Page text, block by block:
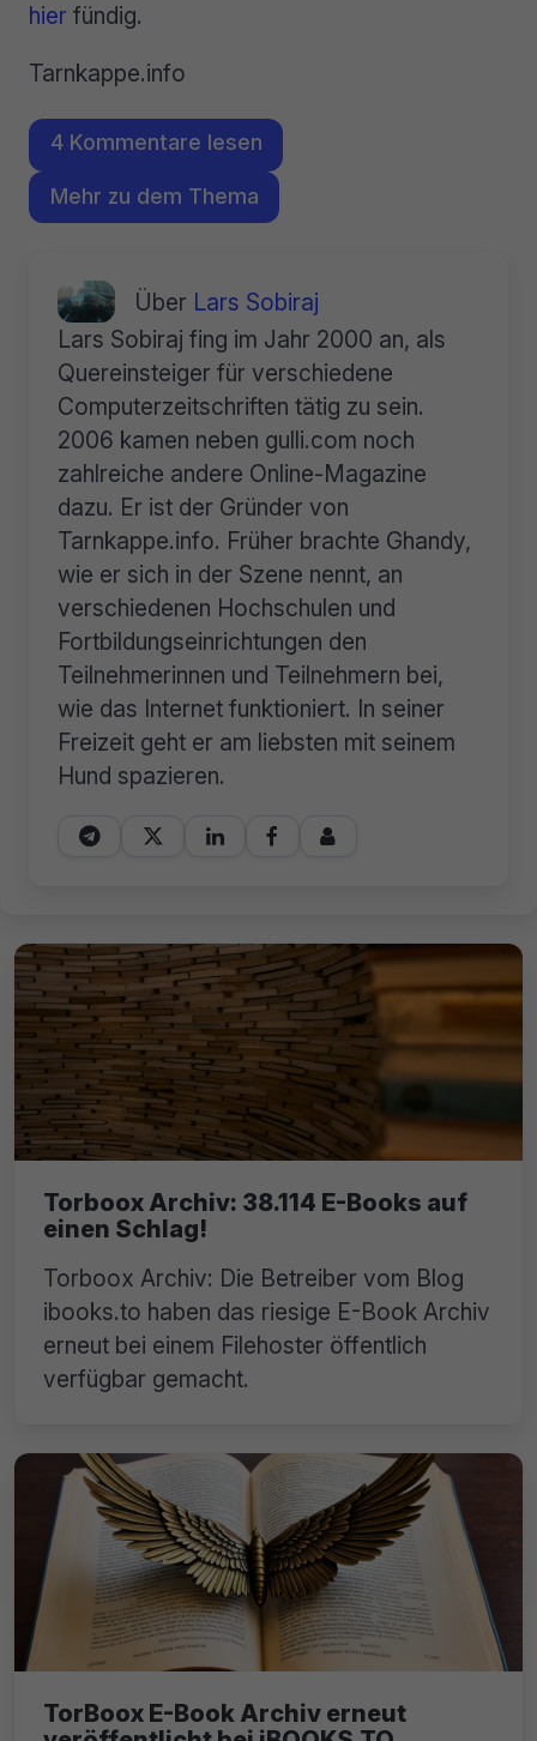
hier fündig.
Tarnkappe.info
4 Kommentare lesen
Mehr zu dem Thema
Über Lars Sobiraj
Lars Sobiraj fing im Jahr 2000 an, als
Quereinsteiger für verschiedene
Computerzeitschriften tätig zu sein.
2006 kamen neben gulli.com noch
zahlreiche andere Online-Magazine
dazu. Er ist der Gründer von
Tarnkappe.info. Früher brachte Ghandy,
wie er sich in der Szene nennt, an
verschiedenen Hochschulen und
Fortbildungseinrichtungen den
Teilnehmerinnen und Teilnehmern bei,
wie das Internet funktioniert. In seiner
Freizeit geht er am liebsten mit seinem
Hund spazieren.
    
Torboox Archiv: 38.114 E-Books auf
einen Schlag!
Torboox Archiv: Die Betreiber vom Blog
ibooks.to haben das riesige E-Book Archiv
erneut bei einem Filehoster öffentlich
verfügbar gemacht.
TorBoox E-Book Archiv erneut